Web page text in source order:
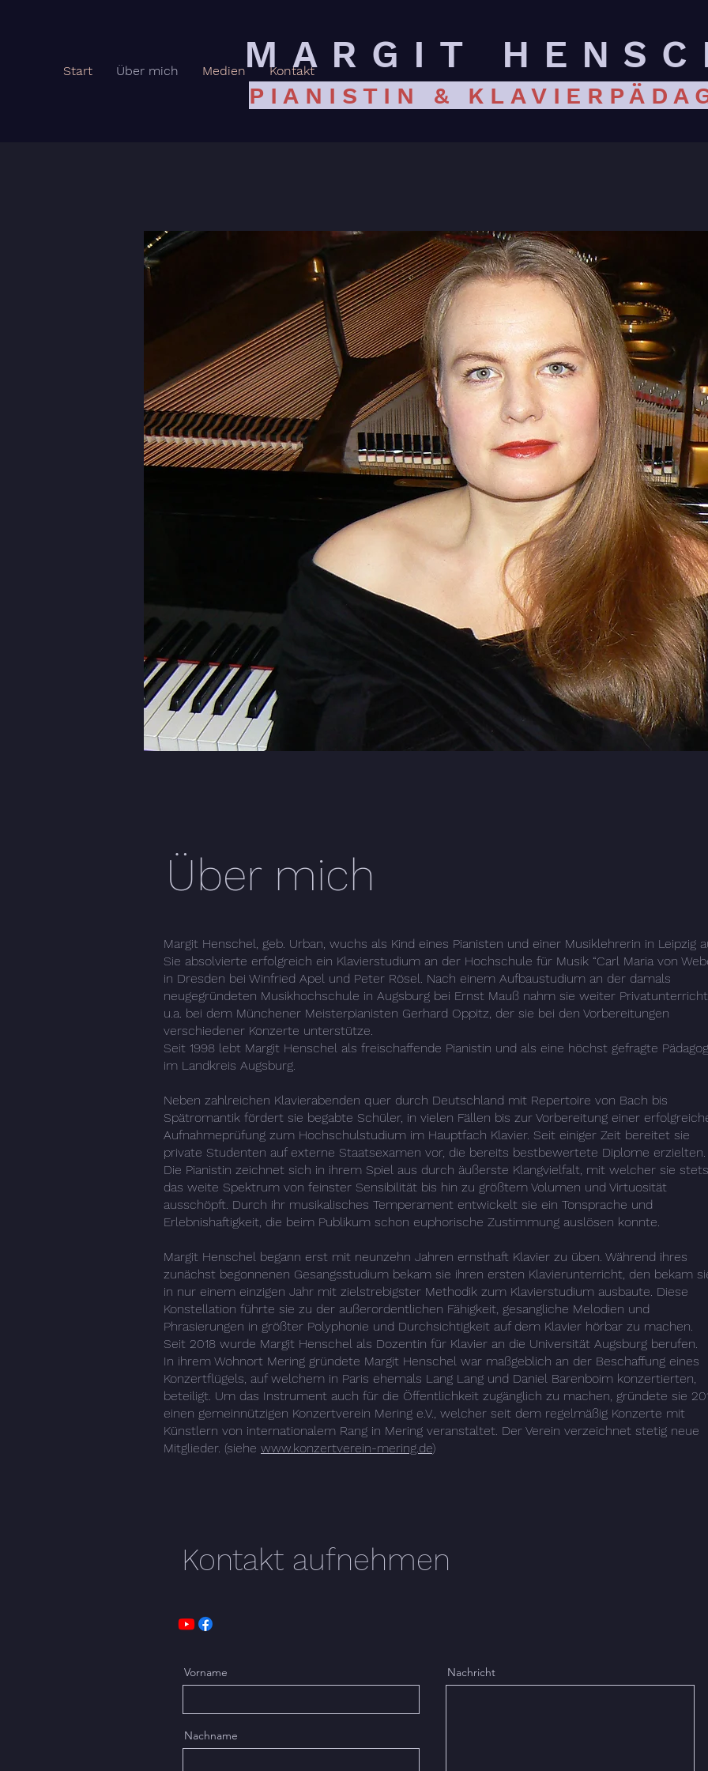
Start Über mich Medien Kontakt
MARGIT
PIANISTIN &
Über mich
Margit Henschel, geb. Urban, wuchs als Kind eines Pianisten und einer Musiklehrerin in Leipzig
Sie absolvierte erfolgreich ein Klavierstudium an der Hochschule für Musik “Carl Maria von
in Dresden bei Winfried Apel und Peter Rösel. Nach einem Aufbaustudium an der damals
neugegründeten Musikhochschule in Augsburg bei Ernst Mauß nahm sie weiter Privatunterricht
u.a. bei dem Münchener Meisterpianisten Gerhard Oppitz, der sie bei den Vorbereitungen
verschiedener Konzerte unterstütze.
Seit 1998 lebt Margit Henschel als freischaffende Pianistin und als eine höchst gefragte
im Landkreis Augsburg.
Neben zahlreichen Klavierabenden quer durch Deutschland mit Repertoire von Bach bis
Spätromantik fördert sie begabte Schüler, in vielen Fällen bis zur Vorbereitung einer
Aufnahmeprüfung zum Hochschulstudium im Hauptfach Klavier. Seit einiger Zeit bereitet sie
private Studenten auf externe Staatsexamen vor, die bereits bestbewertete Diplome erzielten.
Die Pianistin zeichnet sich in ihrem Spiel aus durch äußerste Klangvielfalt, mit welcher sie stets
das weite Spektrum von feinster Sensibilität bis hin zu größtem Volumen und Virtuosität
ausschöpft. Durch ihr musikalisches Temperament entwickelt sie ein Tonsprache und
Erlebnishaftigkeit, die beim Publikum schon euphorische Zustimmung auslösen konnte.
Margit Henschel begann erst mit neunzehn Jahren ernsthaft Klavier zu üben. Während ihres
zunächst begonnenen Gesangsstudium bekam sie ihren ersten Klavierunterricht, den bekam
in nur einem einzigen Jahr mit zielstrebigster Methodik zum Klavierstudium ausbaute. Diese
Konstellation führte sie zu der außerordentlichen Fähigkeit, gesangliche Melodien und
Phrasierungen in größter Polyphonie und Durchsichtigkeit auf dem Klavier hörbar zu machen.
Seit 2018 wurde Margit Henschel als Dozentin für Klavier an die Universität Augsburg berufen.
In ihrem Wohnort Mering gründete Margit Henschel war maßgeblich an der Beschaffung eines
Konzertflügels, auf welchem in Paris ehemals Lang Lang und Daniel Barenboim konzertierten,
beteiligt. Um das Instrument auch für die Öffentlichkeit zugänglich zu machen, gründete sie
einen gemeinnützigen Konzertverein Mering e.V., welcher seit dem regelmäßig Konzerte mit
Künstlern von internationalem Rang in Mering veranstaltet. Der Verein verzeichnet stetig neue
Mitglieder. (siehe www.konzertverein-mering.de)
Kontakt aufnehmen
Vorname
Nachname
Nachricht